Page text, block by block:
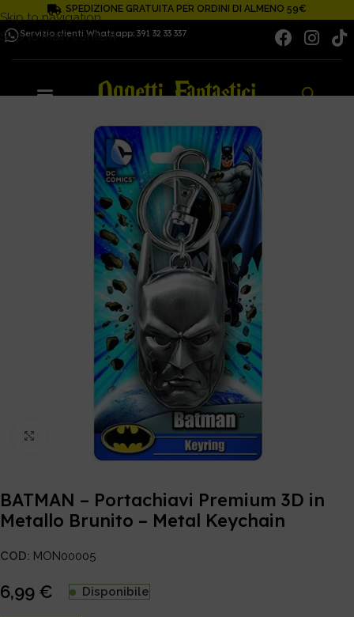
Skip to navigation
Skip to main content
SPEDIZIONE GRATUITA PER ORDINI DI ALMENO 59€
Servizio clienti Whatsapp: 391 32 33 337
Click to enlarge
BATMAN – Portachiavi Premium 3D in
Metallo Brunito – Metal Keychain
COD: MON00005
6,99 € Disponibile